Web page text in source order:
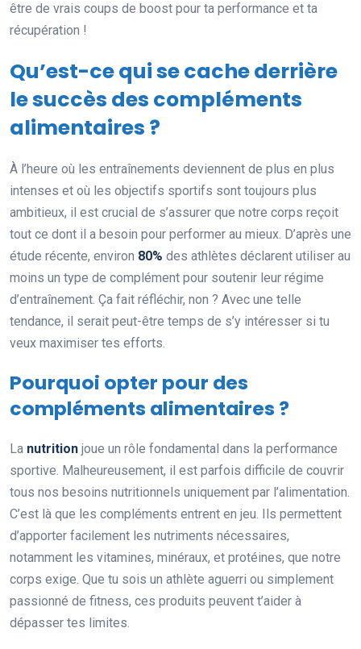
être de vrais coups de boost pour ta performance et ta
récupération !
Qu’est-ce qui se cache derrière
le succès des compléments
alimentaires ?
À l’heure où les entraînements deviennent de plus en plus
intenses et où les objectifs sportifs sont toujours plus
ambitieux, il est crucial de s’assurer que notre corps reçoit
tout ce dont il a besoin pour performer au mieux. D’après une
étude récente, environ 80% des athlètes déclarent utiliser au
moins un type de complément pour soutenir leur régime
d’entraînement. Ça fait réfléchir, non ? Avec une telle
tendance, il serait peut-être temps de s’y intéresser si tu
veux maximiser tes efforts.
Pourquoi opter pour des
compléments alimentaires ?
La nutrition joue un rôle fondamental dans la performance
sportive. Malheureusement, il est parfois difficile de couvrir
tous nos besoins nutritionnels uniquement par l’alimentation.
C’est là que les compléments entrent en jeu. Ils permettent
d’apporter facilement les nutriments nécessaires,
notamment les vitamines, minéraux, et protéines, que notre
corps exige. Que tu sois un athlète aguerri ou simplement
passionné de fitness, ces produits peuvent t’aider à
dépasser tes limites.